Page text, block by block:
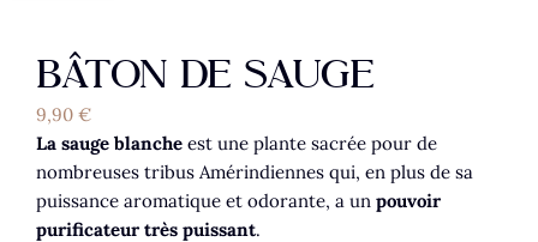
BÂTON DE SAUGE
9,90 €
La sauge blanche est une plante sacrée pour de
nombreuses tribus Amérindiennes qui, en plus de sa
puissance aromatique et odorante, a un pouvoir
purificateur très puissant.